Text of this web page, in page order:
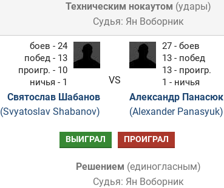
Техническим нокаутом (удары)
Судья: Ян Воборник
боев - 24
побед - 13
проигр. - 10
ничья - 1
Святослав Шабанов
(Svyatoslav Shabanov)
VS
27 - боев
13 - побед
13 - проигр.
1 - ничья
Александр Панасюк
(Alexander Panasyuk)
ВЫИГРАЛ ПРОИГРАЛ
Решением (единогласным)
Судья: Ян Воборник